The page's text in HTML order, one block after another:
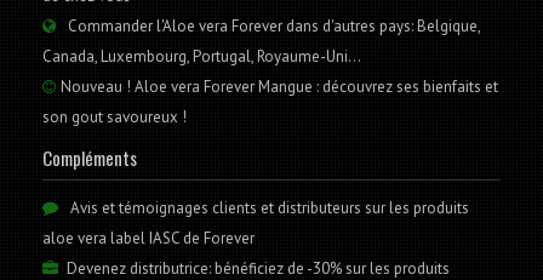
Commander l'Aloe vera Forever dans d'autres pays: Belgique,
Canada, Luxembourg, Portugal, Royaume-Uni...
Nouveau ! Aloe vera Forever Mangue : découvrez ses bienfaits et
son gout savoureux !
Compléments
Avis et témoignages clients et distributeurs sur les produits
aloe vera label IASC de Forever
Devenez distributrice: bénéficiez de -30% sur les produits